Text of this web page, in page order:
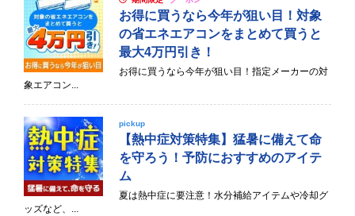
お得に買うなら今年が狙い目！対象
の省エネエアコンをまとめて買うと
最大4万円引き！
お得に買うなら今年が狙い目！指定メーカーの対
象エアコン...
pickup
【熱中症対策特集】猛暑に備えて命
を守ろう！予防におすすめのアイテ
ム
夏は熱中症に要注意！水分補給アイテムや冷却グ
ッズなど、...